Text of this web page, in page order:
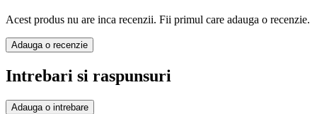
Acest produs nu are inca recenzii. Fii primul care adauga o recenzie.
Adauga o recenzie
Intrebari si raspunsuri
Adauga o intrebare